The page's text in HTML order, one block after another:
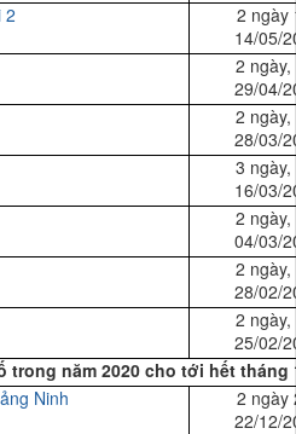
2
2 ngày
14/05/
2
29/04/
2
28/03/
3
16/03/
2
04/03/
2
28/02/
2
25/02/
trong năm 2020 cho tới hết tháng
Ninh
2 ngày
22/12/